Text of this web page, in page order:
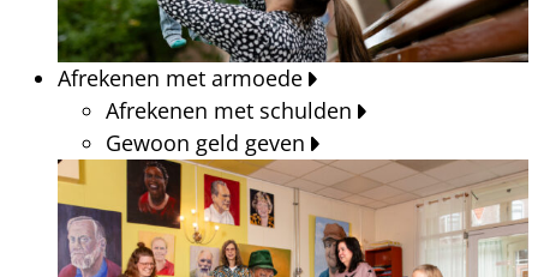
Afrekenen met armoede
Afrekenen met schulden
Gewoon geld geven